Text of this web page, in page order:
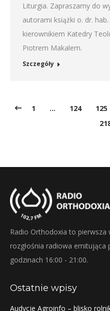
Liturgia. Zapraszamy do
autorami książki o. dr.
kierownikiem Katedry
Piotrem Makalem.
Szczegóły
1 … 124 125
Radio Orthodoxia to pierwsza
rozgłośnia radiowa emitująca
godzinach 16:00 - 21:00.
Ostatnie wpisy
Audycje Agroinfo – blisko